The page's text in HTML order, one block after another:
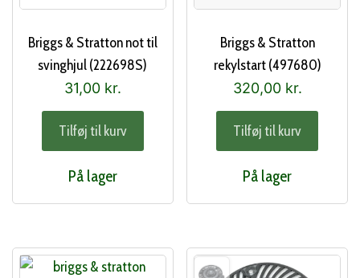
Briggs & Stratton not til
svinghjul (222698S)
31,00 kr.
Tilføj til kurv
På lager
Briggs & Stratton
rekylstart (497680)
320,00 kr.
Tilføj til kurv
På lager